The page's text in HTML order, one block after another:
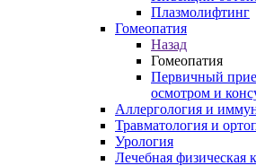
Плазмолифтинг
Гомеопатия
Назад
Гомеопатия
Первичный
осмотром и
Аллергология и
Травматология и
Урология
Лечебная физическая